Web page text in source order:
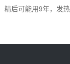
精后可能用9年，发